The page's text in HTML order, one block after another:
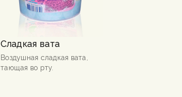
Сладкая вата
Воздушная сладкая вата,
тающая во рту.